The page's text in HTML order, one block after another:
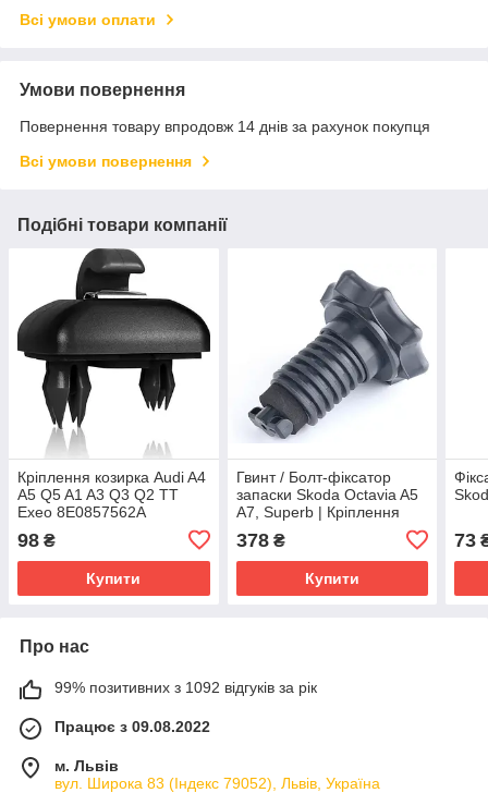
Всі умови оплати
Умови повернення
Повернення товару впродовж 14 днів за рахунок покупця
Всі умови повернення
Подібні товари компанії
Кріплення козирка Audi A4
A5 Q5 A1 A3 Q3 Q2 TT
Exeo 8E0857562A
чорне — фіксатор
сонцезахисного козирка,
98 ₴
Купити
Гвинт / Болт-фіксатор
запаски Skoda Octavia A5
A7, Superb | Кріплення
1K0803899D
378₴
Купити
73
Про нас
99% позитивних з 1092 відгуків за рік
Працює з 09.08.2022
м. Львів
вул. Широка 83 (Індекс 79052), Львів, Україна